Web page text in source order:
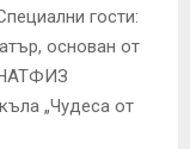
гости:
основан от
НАТФИЗ
„Чудеса от